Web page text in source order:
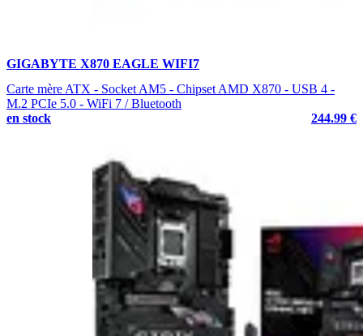
GIGABYTE X870 EAGLE WIFI7
Carte mère ATX - Socket AM5 - Chipset AMD X870 - USB 4 -
M.2 PCIe 5.0 - WiFi 7 / Bluetooth
en stock
244.99 €